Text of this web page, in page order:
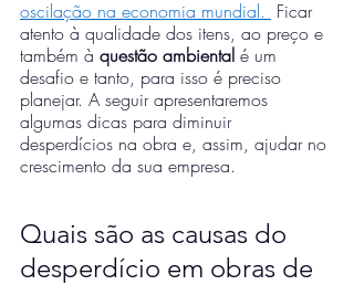
oscilação na economia mundial. Ficar
atento à qualidade dos itens, ao preço e
também à questão ambiental é um
desafio e tanto, para isso é preciso
planejar. A seguir apresentaremos
algumas dicas para diminuir
desperdícios na obra e, assim, ajudar no
crescimento da sua empresa.
Quais são as causas do
desperdício em obras de